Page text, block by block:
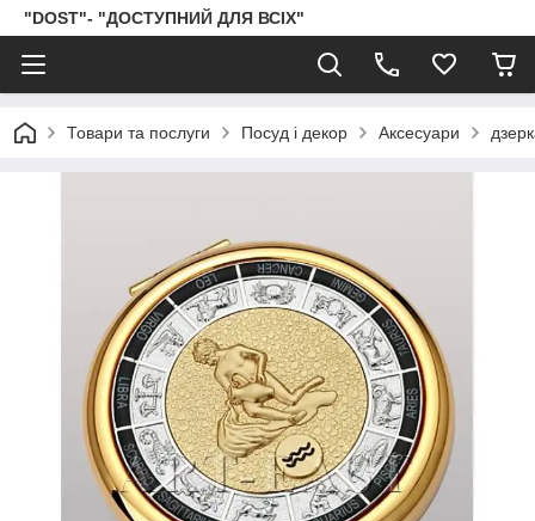
"DOST"- "ДОСТУПНИЙ ДЛЯ ВСІХ"
Товари та послуги Посуд і декор Аксесуари